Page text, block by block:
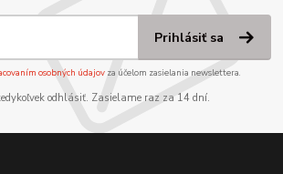
Prihlásiť sa
osobných údajov za účelom zasielania newslettera.
odhlásiť. Zasielame raz za 14 dní.